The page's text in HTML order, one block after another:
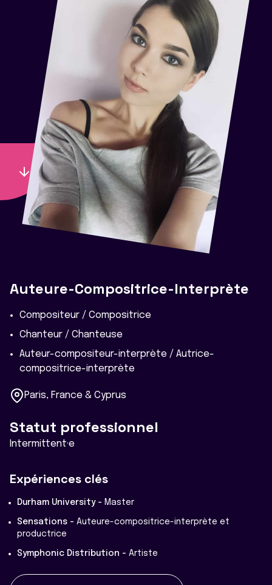
Auteure-Compositrice-Interprète
Compositeur / Compositrice
Chanteur / Chanteuse
Auteur-compositeur-interprète / Autrice-
compositrice-interprète
Paris, France & Cyprus
Statut professionnel
Intermittent·e
Expériences clés
Durham University - Master
Sensations - Auteure-compositrice-interprète et
productrice
Symphonic Distribution - Artiste